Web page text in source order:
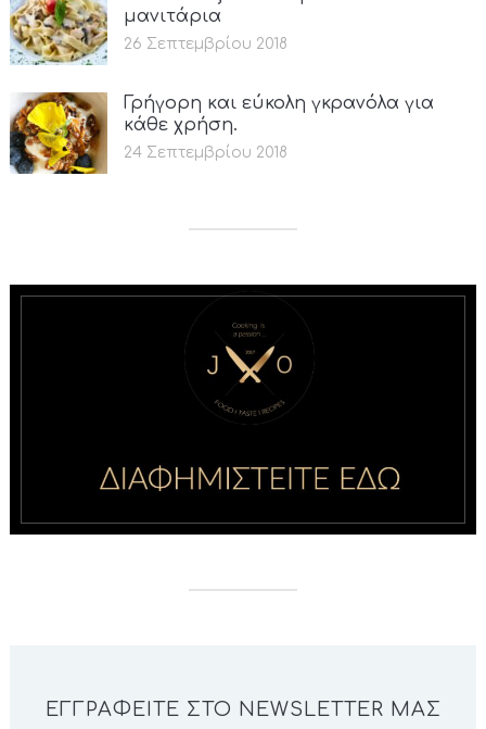
μανιτάρια
26 Σεπτεμβρίου 2018
Γρήγορη και εύκολη γκρανόλα για
κάθε χρήση.
24 Σεπτεμβρίου 2018
ΕΓΓΡΑΦΕΊΤΕ ΣΤΟ NEWSLETTER ΜΑΣ